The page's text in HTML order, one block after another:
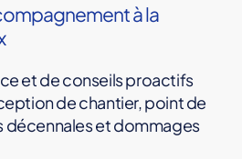
à la
et de conseils proactifs
de chantier, point de
décennales et dommages